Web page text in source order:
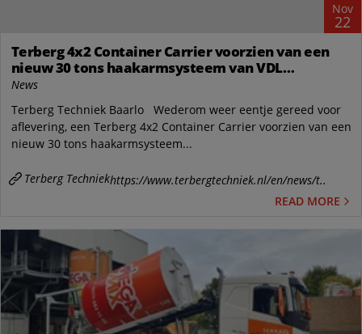
Nov
22
Terberg 4x2 Container Carrier voorzien van een
nieuw 30 tons haakarmsysteem van VDL
Container Systems bv
News
Terberg Techniek Baarlo Wederom weer eentje gereed voor
aflevering, een Terberg 4x2 Container Carrier voorzien van een
nieuw 30 tons haakarmsysteem...
Terberg Techniekhttps://www.terbergtechniek.nl/en/news/t..
READ MORE